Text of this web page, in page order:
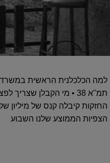
למה הכלכלנית הראשית במשרד
החזקות קיבלה קנס של
הצפיות הממוצע שלנו השבוע